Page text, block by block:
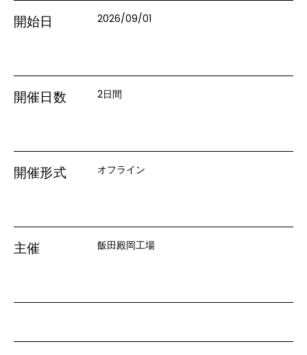
開始日 2026/09/01
開催日数 2日間
開催形式 オフライン
主催 飯田殿岡工場